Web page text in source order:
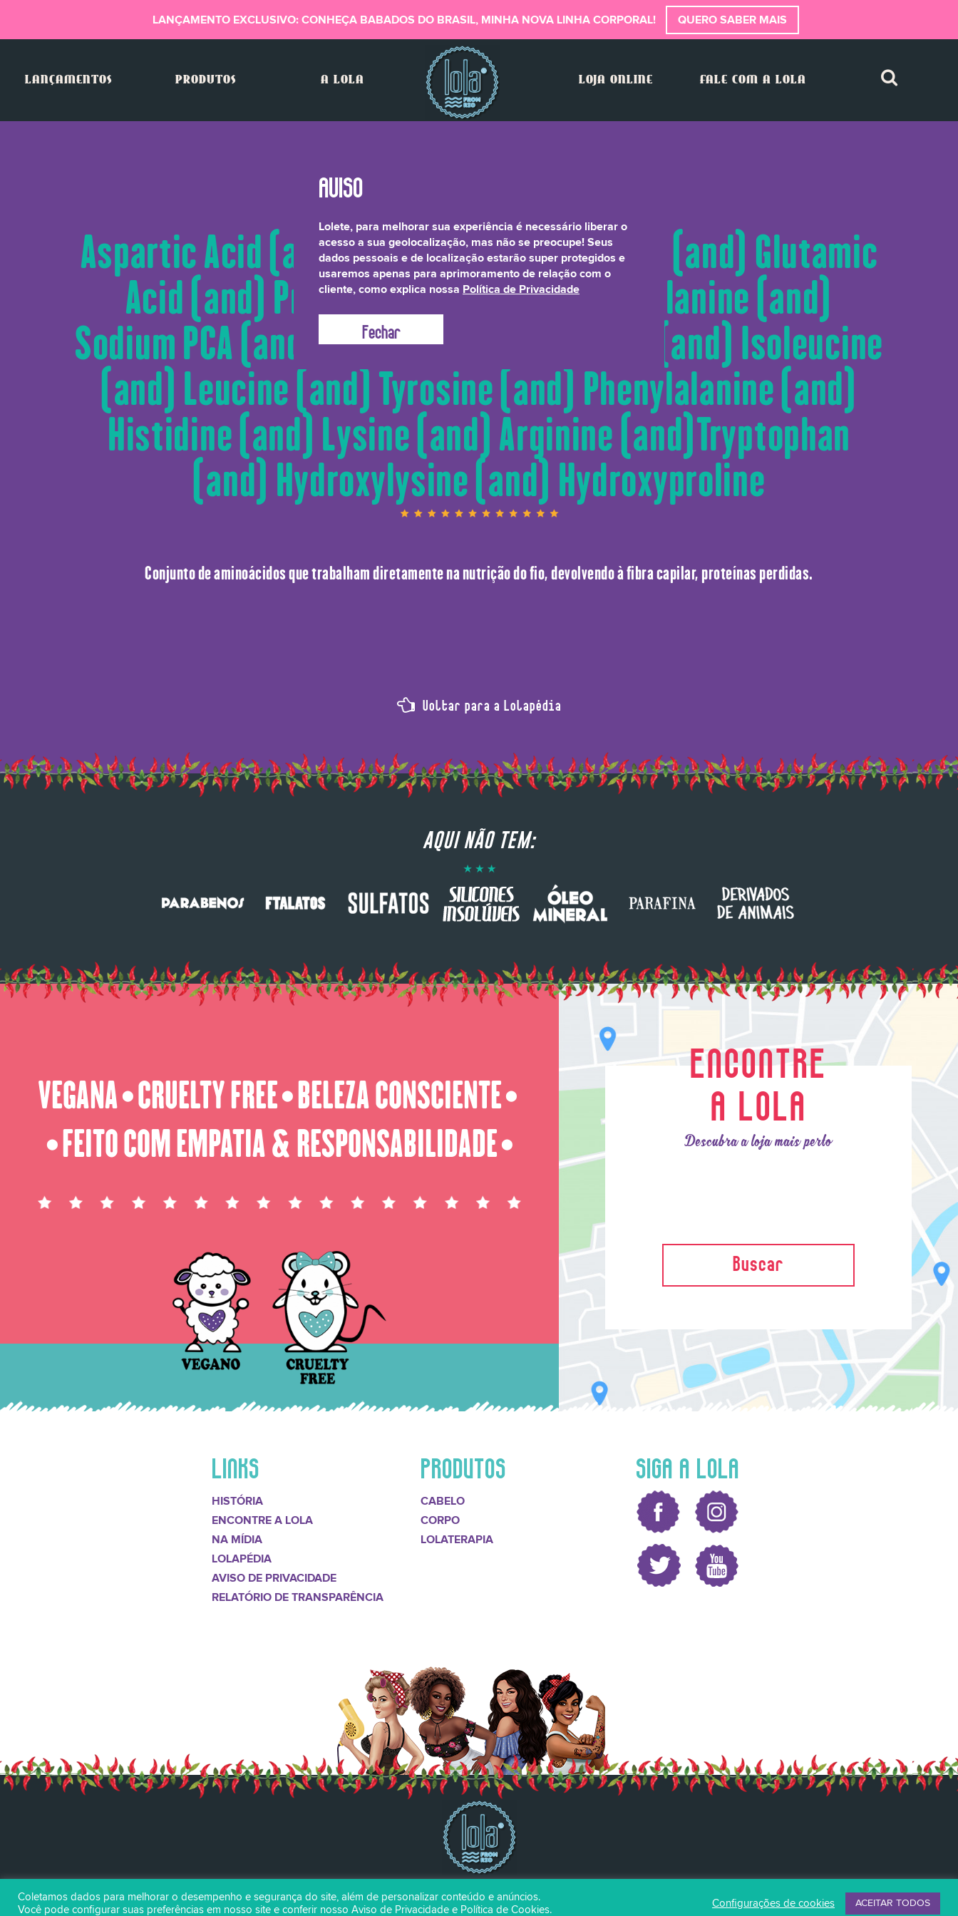
LANÇAMENTO EXCLUSIVO: CONHEÇA BABADOS DO BRASIL, MINHA NOVA LINHA CORPORAL! QUERO SABER MAIS
LANÇAMENTOS PRODUTOS A LOLA LOJA ONLINE FALE COM A LOLA
Aspartic Acid (and) Threonine (and) Serine (and) Glutamic
Acid (and) Proline (and) Glycine (and) Alanine (and)
Sodium PCA (and) Valine (and) Methionine (and) Isoleucine
(and) Leucine (and) Tyrosine (and) Phenylalanine (and)
Histidine (and) Lysine (and) Arginine (and)Tryptophan
(and) Hydroxylysine (and) Hydroxyproline
Conjunto de aminoácidos que trabalham diretamente na nutrição do fio, devolvendo à fibra capilar, proteínas perdidas.
Voltar para a Lolapédia
AQUI NÃO TEM:
VEGANA ⬤ CRUELTY FREE ⬤ BELEZA CONSCIENTE ⬤
⬤ FEITO COM EMPATIA & RESPONSABILIDADE ⬤
ENCONTRE
A LOLA
Descubra a loja mais perto
Buscar
LINKS
HISTÓRIA
ENCONTRE A LOLA
NA MÍDIA
LOLAPÉDIA
AVISO DE PRIVACIDADE
RELATÓRIO DE TRANSPARÊNCIA
PRODUTOS
CABELO
CORPO
LOLATERAPIA
SIGA A LOLA
Escolha lola, escolha ser feliz!
Coletamos dados para melhorar o desempenho e segurança do site, além de personalizar conteúdo e anúncios.
Você pode configurar suas preferências em nosso site e conferir nosso Aviso de Privacidade e Política de Cookies.
Configurações de cookies ACEITAR TODOS
Lolete, para melhorar sua experiência é necessário liberar o
acesso a sua geolocalização, mas não se preocupe! Seus
dados pessoais e de localização estarão super protegidos e
usaremos apenas para aprimoramento de relação com o
cliente, como explica nossa Política de Privacidade